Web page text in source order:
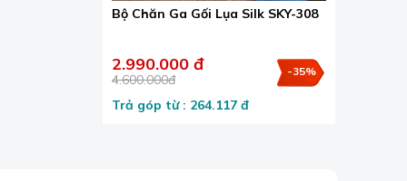
Bộ Chăn Ga Gối Lụa Silk SKY-308
2.990.000 đ
4.600.000đ
-35%
Trả góp từ : 264.117 đ